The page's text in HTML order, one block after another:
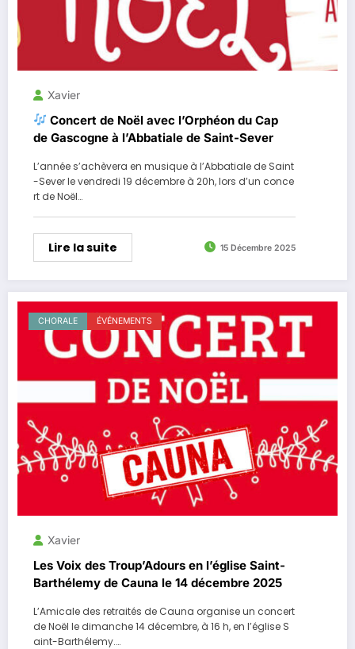
Xavier
Concert de Noël avec l’Orphéon du Cap
de Gascogne à l’Abbatiale de Saint-Sever
L’année s’achèvera en musique à l’Abbatiale de Saint
-Sever le vendredi 19 décembre à 20h, lors d’un conce
rt de Noël…
Lire la suite 15 Décembre 2025
CHORALE ÉVÉNEMENTS
Xavier
Les Voix des Troup’Adours en l’église Saint-
Barthélemy de Cauna le 14 décembre 2025
L’Amicale des retraités de Cauna organise un concert
de Noël le dimanche 14 décembre, à 16 h, en l’église S
aint-Barthélemy.…